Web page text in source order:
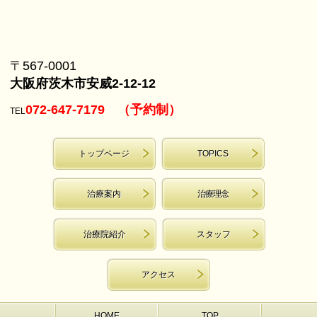
〒567-0001
大阪府茨木市安威2-12-12
TEL072-647-7179 （予約制）
トップページ TOPICS
治療案内 治療理念
治療院紹介 スタッフ
アクセス